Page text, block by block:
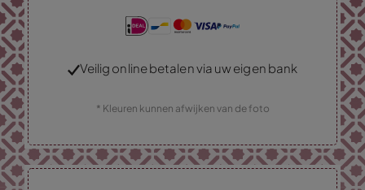
Veilig online betalen via uw eigen bank
* Kleuren kunnen afwijken van de foto